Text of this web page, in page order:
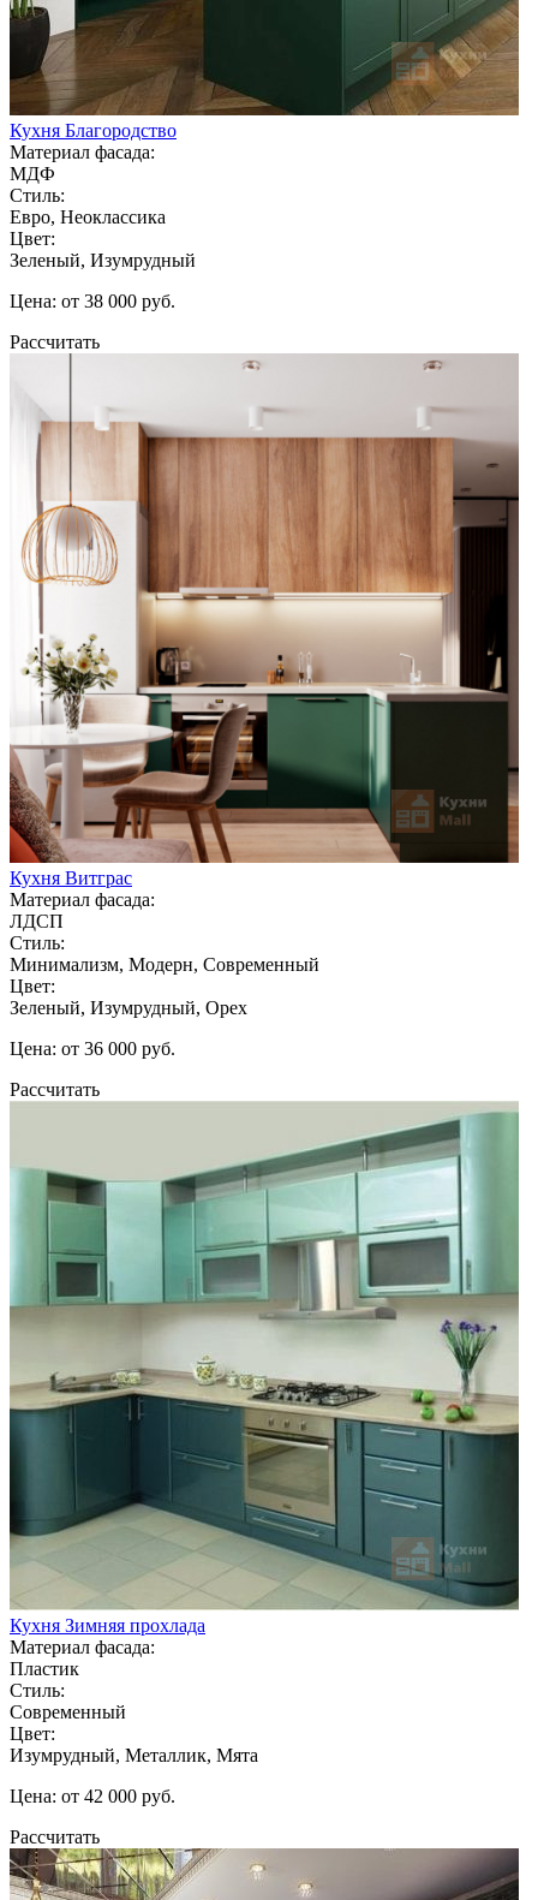
Кухня Благородство
Материал фасада:
МДФ
Стиль:
Евро, Неоклассика
Цвет:
Зеленый, Изумрудный
Цена: от 38 000 руб.
Рассчитать
Кухня Витграс
Материал фасада:
ЛДСП
Стиль:
Минимализм, Модерн, Современный
Цвет:
Зеленый, Изумрудный, Орех
Цена: от 36 000 руб.
Рассчитать
Кухня Зимняя прохлада
Материал фасада:
Пластик
Стиль:
Современный
Цвет:
Изумрудный, Металлик, Мята
Цена: от 42 000 руб.
Рассчитать